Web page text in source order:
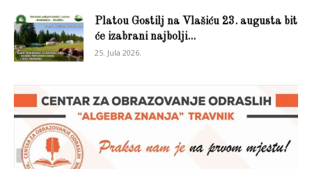
Platou Gostilj na Vlašiću 23. augusta bit
će izabrani najbolji...
25. Jula 2026.